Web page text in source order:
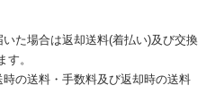
た場合は返却送料(着払い)及び交換
。
の送料・手数料及び返却時の送料